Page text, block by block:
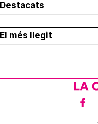
Destacats
El més llegit